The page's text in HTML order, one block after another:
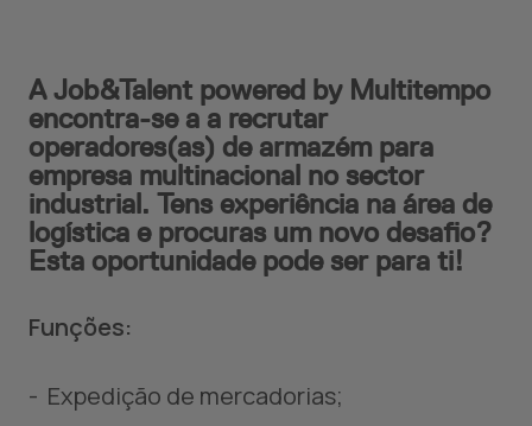
A Job&Talent powered by Multitempo
encontra-se a a recrutar
operadores(as) de armazém para
empresa multinacional no sector
industrial. Tens experiência na área de
logística e procuras um novo desafio?
Esta oportunidade pode ser para ti!
Funções:
- Expedição de mercadorias;